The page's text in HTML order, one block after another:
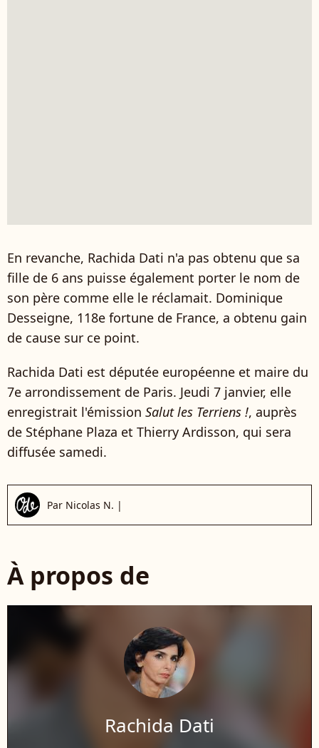
En revanche, Rachida Dati n'a pas obtenu que sa
fille de 6 ans puisse également porter le nom de
son père comme elle le réclamait. Dominique
Desseigne, 118e fortune de France, a obtenu gain
de cause sur ce point.
Rachida Dati est députée européenne et maire du
7e arrondissement de Paris. Jeudi 7 janvier, elle
enregistrait l'émission Salut les Terriens !, auprès
de Stéphane Plaza et Thierry Ardisson, qui sera
diffusée samedi.
Par Nicolas N. |
À propos de
Rachida Dati